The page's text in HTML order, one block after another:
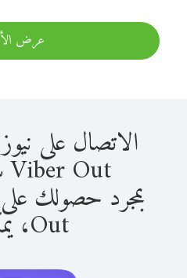
عرض
الاتصال على
Viber Out سهل للغاية.
Out، يمكنك: